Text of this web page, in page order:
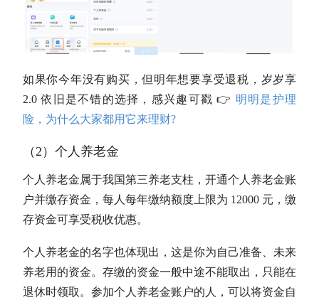
如果你今年没有购买，但明年想要享受退税，岁岁享
2.0 依旧是不错的选择，感兴趣可戳 👉 明明是护理
险，为什么大家都用它来理财?
（2）个人养老金
个人养老金属于我国第三养老支柱，开通个人养老金账
户并缴存资金，每人每年缴纳额度上限为 12000 元，缴
存资金可享受税收优惠。
个人养老金的名字也体现出，这是你为自己准备、未来
养老用的资金。存缴的资金一般中途不能取出，只能在
退休时领取。参加个人养老金账户的人，可以将资金自